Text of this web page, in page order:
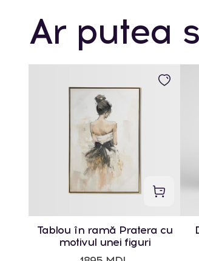
Ar putea
Tablou în ramă Pratera cu
motivul unei figuri